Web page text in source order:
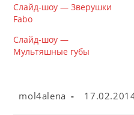
Слайд-шоу — Зверушки
Fabo
Слайд-шоу —
Мультяшные губы
Автор
mol4alena
Запись